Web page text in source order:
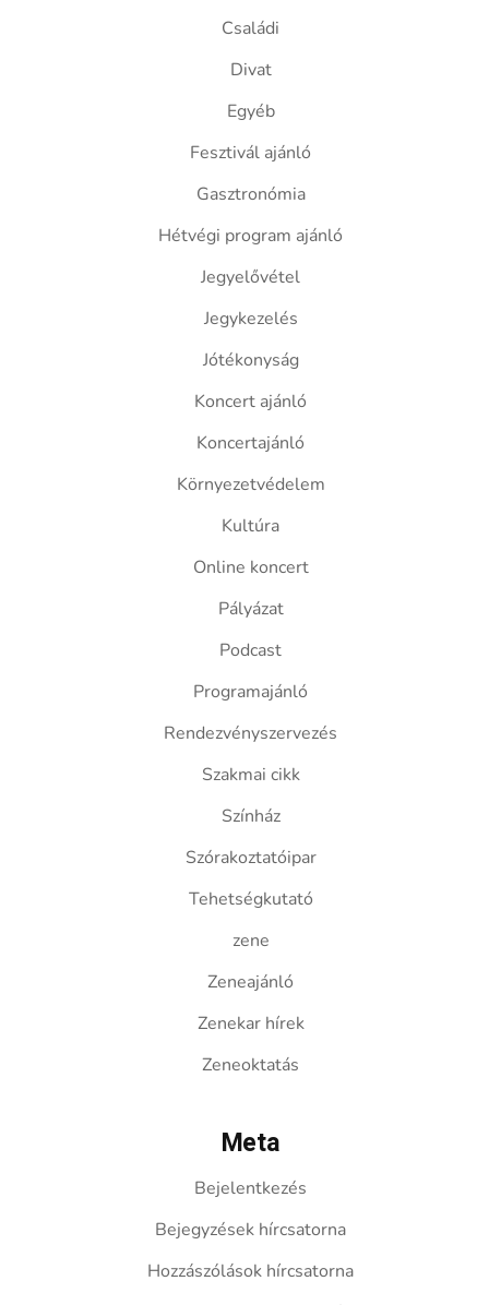
Családi
Divat
Egyéb
Fesztivál ajánló
Gasztronómia
Hétvégi program ajánló
Jegyelővétel
Jegykezelés
Jótékonyság
Koncert ajánló
Koncertajánló
Környezetvédelem
Kultúra
Online koncert
Pályázat
Podcast
Programajánló
Rendezvényszervezés
Szakmai cikk
Színház
Szórakoztatóipar
Tehetségkutató
zene
Zeneajánló
Zenekar hírek
Zeneoktatás
Meta
Bejelentkezés
Bejegyzések hírcsatorna
Hozzászólások hírcsatorna